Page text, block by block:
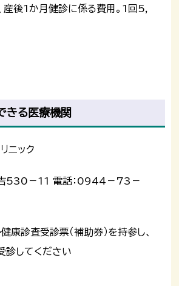
後1か月健診に係る費用。1回5，
きる医療機関
ニック
530－11 電話：0944－73－
康診査受診票（補助券）を持参し、
診してください